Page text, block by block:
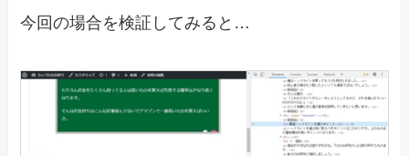
今回の場合を検証してみると…